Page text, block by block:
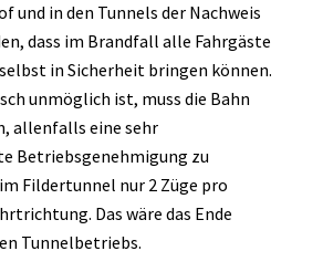
und in den Tunnels der Nachweis
dass im Brandfall alle Fahrgäste
in Sicherheit bringen können.
unmöglich ist, muss die Bahn
allenfalls eine sehr
Betriebsgenehmigung zu
Fildertunnel nur 2 Züge pro
Das wäre das Ende
Tunnelbetriebs.